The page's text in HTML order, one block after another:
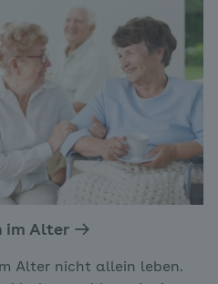
im Alter
Alter nicht allein leben.